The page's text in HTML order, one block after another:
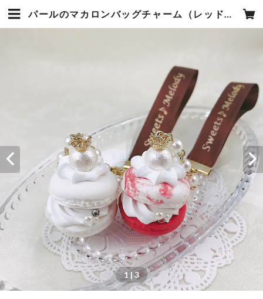
パールのマカロンバッグチャーム（レッド・ホワイト） | スイーツ♪メロディ
1 | 3